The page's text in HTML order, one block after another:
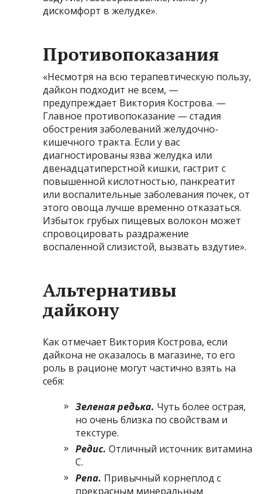
дискомфорт в желудке».
Противопоказания
«Несмотря на всю терапевтическую пользу,
дайкон подходит не всем, —
предупреждает Виктория Кострова. —
Главное противопоказание — стадия
обострения заболеваний желудочно-
кишечного тракта. Если у вас
диагностированы язва желудка или
двенадцатиперстной кишки, гастрит с
повышенной кислотностью, панкреатит
или воспалительные заболевания почек, от
этого овоща лучше временно отказаться.
Избыток грубых пищевых волокон может
спровоцировать раздражение
воспаленной слизистой, вызвать вздутие».
Альтернативы
дайкону
Как отмечает Виктория Кострова, если
дайкона не оказалось в магазине, то его
роль в рационе могут частично взять на
себя:
Зеленаяредька. Чуть более острая,
но очень близка по свойствам и
текстуре.
Редис. Отличный источник витамина
С.
Репа. Привычный корнеплод с
прекрасным минеральным